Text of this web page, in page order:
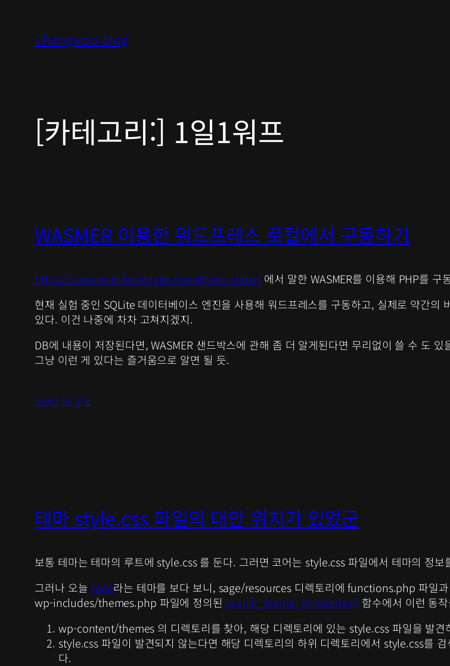
Changwoo Blog
[카테고리:] 1일1워프
WASMER 이용한 워드프레스 로컬에서 구동하기
https://wasmer.io/templates/wordpress-starter에서 말한 WASMER를 이용해 PHP를 구
현재 실험 중인 SQLite 데이터베이스 엔진을 사용해 워드프레스를 구동하고, 실제로 약간
있다. 이건 나중에 차차 고쳐지겠지.
DB에 내용이 저장된다면, WASMER 샌드박스에 관해 좀 더 알게된다면 무리없이 쓸 수 도
그냥 이런 게 있다는 즐거움으로 알면 될 듯.
2024년 5월 27일
테마 style.css 파일의 대안 위치가 있었군
보통 테마는 테마의 루트에 style.css 를 둔다. 그러면 코어는 style.css 파일에서 테마의 정보
그러나 오늘sage라는 테마를 보다 보니, sage/resources 디렉토리에 functions.php 파일
wp-includes/themes.php 파일에 정의된 search_theme_directories() 함수에서 이런 동
wp-content/themes 의 디렉토리를 찾아, 해당 디렉토리에 있는 style.css 파일을 발견
style.css 파일이 발견되지 않는다면 해당 디렉토리의 하위 디렉토리에서 style.css를
다.